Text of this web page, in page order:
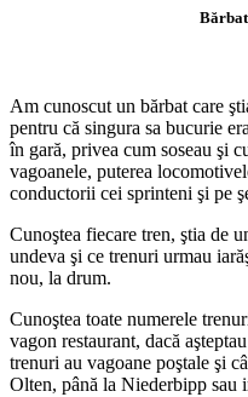
Am cunoscut un bărbat care
pentru că singura sa bucurie
în gară, privea cum soseau şi
vagoanele, puterea
conductorii cei sprinteni şi pe
Cunoştea fiecare tren, ştia de
undeva şi ce trenuri urmau
nou, la drum.
Cunoştea toate numerele
vagon restaurant, dacă
trenuri au vagoane poştale şi
Olten, până la Niederbipp sau